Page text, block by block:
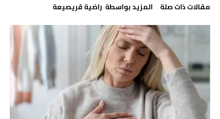
‫مقالات ذات صلة‬ ‫‫المزيد بواسطة‬ ‬ راضية قريصيعة